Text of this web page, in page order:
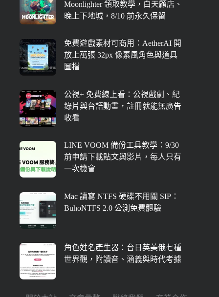
Moonlighter 領取教學，白天顧店、
晚上下地城，8/10 前永久保留
免費遊戲素材可商用：AetherAI 開
放上萬張 32px 像素風角色與道具
圖檔
公視+ 免費線上看：公視戲劇、紀
錄片與台語動畫，註冊就能無廣告
收看
LINE VOOM 備份工具教學：9/30
前申請下載貼文與影片，每人只有
一次機會
Mac 讀寫 NTFS 硬碟不用關 SIP：
BuhoNTFS 2.0 公測免費體驗
角色姓名產生器：台日英美俄七種
世界觀，附讀音、涵義與時代考據